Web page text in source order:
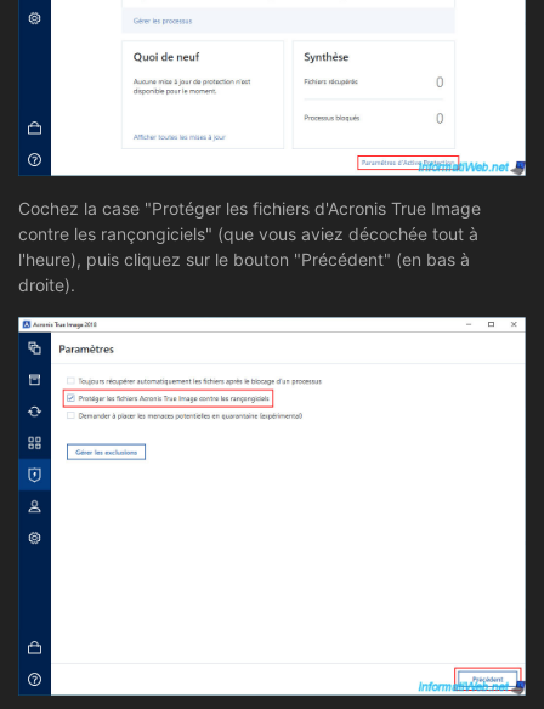
Cochez la case "Protéger les fichiers d'Acronis True Image
contre les rançongiciels" (que vous aviez décochée tout à
l'heure), puis cliquez sur le bouton "Précédent" (en bas à
droite).